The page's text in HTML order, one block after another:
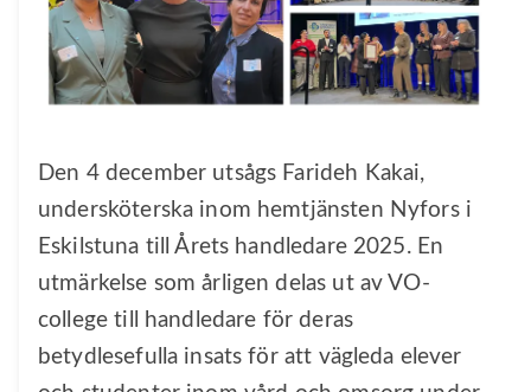
Den 4 december utsågs Farideh Kakai,
undersköterska inom hemtjänsten Nyfors i
Eskilstuna till Årets handledare 2025. En
utmärkelse som årligen delas ut av VO-
college till handledare för deras
betydlesefulla insats för att vägleda elever